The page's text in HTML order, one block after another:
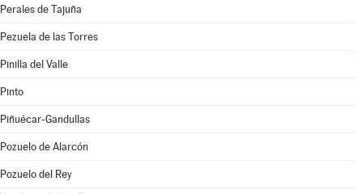
Perales de Tajuña
Pezuela de las Torres
Pinilla del Valle
Pinto
Piñuécar-Gandullas
Pozuelo de Alarcón
Pozuelo del Rey